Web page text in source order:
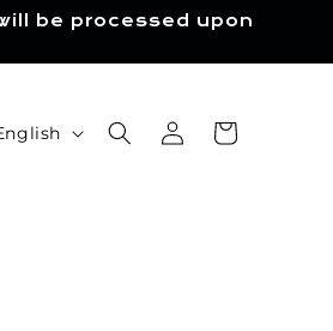
be processed upon
Log
in
Cart